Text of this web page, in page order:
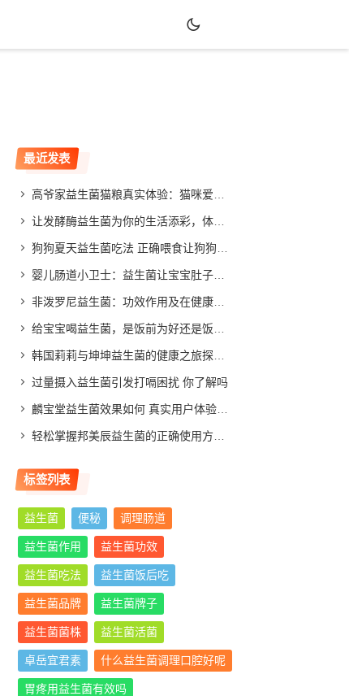
最近发表
高爷家益生菌猫粮真实体验：猫咪爱吃吗？效果如何？
让发酵酶益生菌为你的生活添彩，体验不同寻常的改善效果
狗狗夏天益生菌吃法 正确喂食让狗狗健康度夏
婴儿肠道小卫士：益生菌让宝宝肚子舒畅，家长放心
非泼罗尼益生菌：功效作用及在健康领域的应用与发展
给宝宝喝益生菌，是饭前为好还是饭后更合适？专家给你答案
韩国莉莉与坤坤益生菌的健康之旅探索与分享
过量摄入益生菌引发打嗝困扰 你了解吗
麟宝堂益生菌效果如何 真实用户体验分享与评测分析
轻松掌握邦美辰益生菌的正确使用方法，让你肠道更舒适
标签列表
益生菌 便秘 调理肠道
益生菌作用 益生菌功效
益生菌吃法 益生菌饭后吃
益生菌品牌 益生菌牌子
益生菌菌株 益生菌活菌
卓岳宜君素 什么益生菌调理口腔好呢
胃疼用益生菌有效吗